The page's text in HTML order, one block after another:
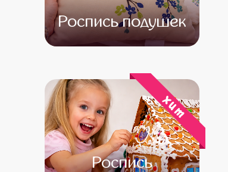
Роспись подушек
Роспись
хит